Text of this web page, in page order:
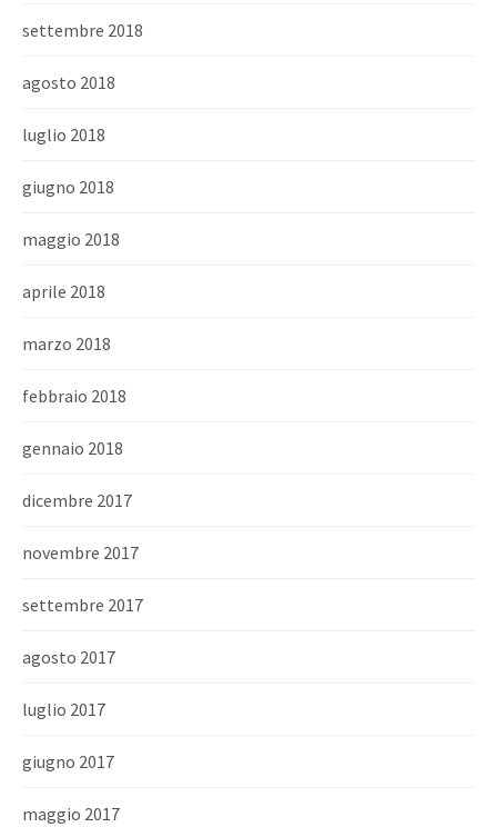
settembre 2018
agosto 2018
luglio 2018
giugno 2018
maggio 2018
aprile 2018
marzo 2018
febbraio 2018
gennaio 2018
dicembre 2017
novembre 2017
settembre 2017
agosto 2017
luglio 2017
giugno 2017
maggio 2017